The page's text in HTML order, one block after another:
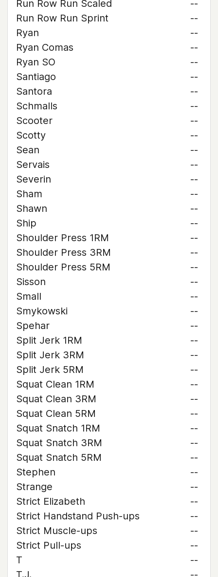
Run Row Run Scaled
--
Run Row Run Sprint
--
Ryan
--
Ryan Comas
--
Ryan SO
--
Santiago
--
Santora
--
Schmalls
--
Scooter
--
Scotty
--
Sean
--
Servais
--
Severin
--
Sham
--
Shawn
--
Ship
--
Shoulder Press 1RM
--
Shoulder Press 3RM
--
Shoulder Press 5RM
--
Sisson
--
Small
--
Smykowski
--
Spehar
--
Split Jerk 1RM
--
Split Jerk 3RM
--
Split Jerk 5RM
--
Squat Clean 1RM
--
Squat Clean 3RM
--
Squat Clean 5RM
--
Squat Snatch 1RM
--
Squat Snatch 3RM
--
Squat Snatch 5RM
--
Stephen
--
Strange
--
Strict Elizabeth
--
Strict Handstand Push-ups
--
Strict Muscle-ups
--
Strict Pull-ups
--
T
--
T.J.
--